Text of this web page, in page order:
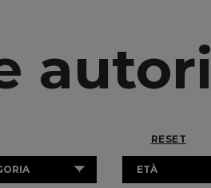
autori
RESET
ETÀ